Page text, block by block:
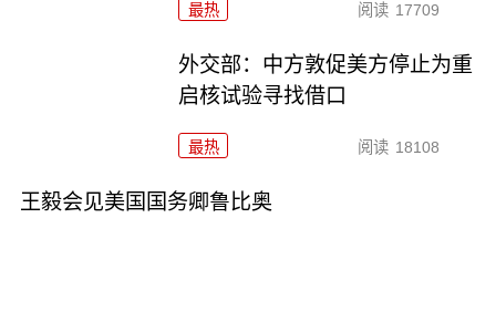
最热 阅读 17709
外交部：中方敦促美方停止为重
启核试验寻找借口
最热 阅读 18108
王毅会见美国国务卿鲁比奥